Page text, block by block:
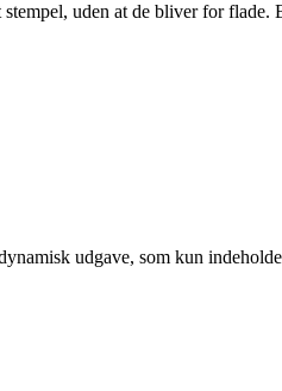
uden at de bliver for
udgave, som kun